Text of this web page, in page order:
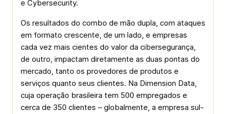
e Cybersecurity.
Os resultados do combo de mão dupla, com ataques
em formato crescente, de um lado, e empresas
cada vez mais cientes do valor da cibersegurança,
de outro, impactam diretamente as duas pontas do
mercado, tanto os provedores de produtos e
serviços quanto seus clientes. Na Dimension Data,
cuja operação brasileira tem 500 empregados e
cerca de 350 clientes – globalmente, a empresa sul-